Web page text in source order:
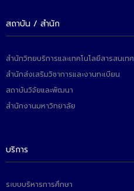
สถาบัน / สำนัก
สำนักวิทยบริการและเทคโนโลยีสารสนเทศ
สำนักส่งเสริมวิชาการและงานทะเบียน
สถาบันวิจัยและพัฒนา
สำนักงานมหาวิทยาลัย
บริการ
ระบบบริหารการศึกษา